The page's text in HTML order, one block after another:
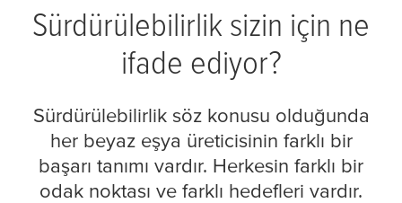
Sürdürülebilirlik sizin için ne
ifade ediyor?
Sürdürülebilirlik söz konusu olduğunda
her beyaz eşya üreticisinin farklı bir
başarı tanımı vardır. Herkesin farklı bir
odak noktası ve farklı hedefleri vardır.